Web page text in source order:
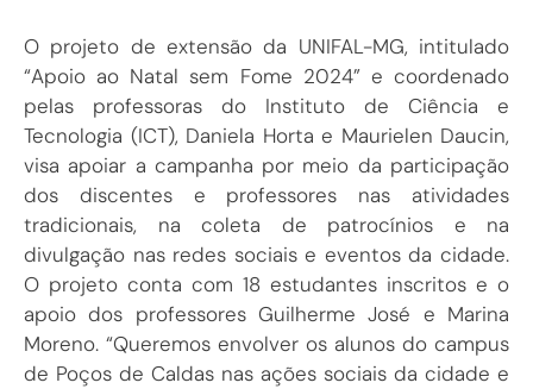
O projeto de extensão da UNIFAL-MG, intitulado
“Apoio ao Natal sem Fome 2024” e coordenado
pelas professoras do Instituto de Ciência e
Tecnologia (ICT), Daniela Horta e Maurielen Daucin,
visa apoiar a campanha por meio da participação
dos discentes e professores nas atividades
tradicionais, na coleta de patrocínios e na
divulgação nas redes sociais e eventos da cidade.
O projeto conta com 18 estudantes inscritos e o
apoio dos professores Guilherme José e Marina
Moreno. “Queremos envolver os alunos do campus
de Poços de Caldas nas ações sociais da cidade e